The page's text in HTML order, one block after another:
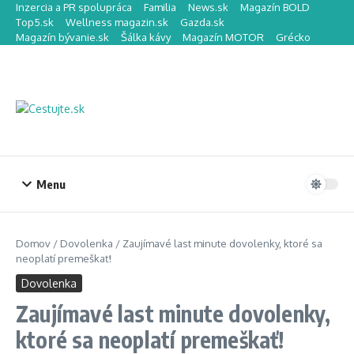
Preskočiť na obsah
Inzercia a PR spolupráca Familia News.sk
Magazín BOLD
Top5.sk
Wellness magazin.sk
Gazda.sk
Magazín bývanie.sk
Šálka kávy Magazín MOTOR Grécko
Menu
Domov / Dovolenka / Zaujímavé last minute dovolenky, ktoré sa
neoplatí premeškať!
Dovolenka
Zaujímavé last minute dovolenky,
ktoré sa neoplatí premeškať!